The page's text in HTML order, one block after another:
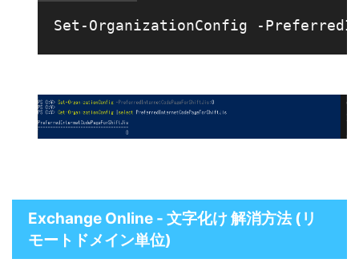
Exchange Online - 文字化け 解消方法 (リ
モートドメイン単位)